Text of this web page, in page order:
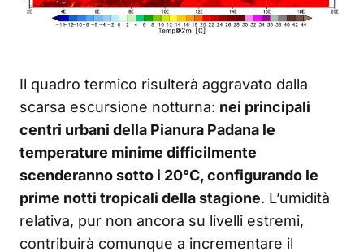
Il quadro termico risulterà aggravato dalla
scarsa escursione notturna: nei principali
centri urbani della Pianura Padana le
temperature minime difficilmente
scenderanno sotto i 20°C, configurando le
prime notti tropicali della stagione. L’umidità
relativa, pur non ancora su livelli estremi,
contribuirà comunque a incrementare il